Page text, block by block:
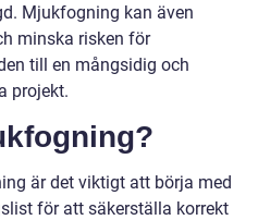
Mjukfogning kan även
minska risken för
till en mångsidig och
projekt.
är det viktigt att börja med
för att säkerställa korrekt